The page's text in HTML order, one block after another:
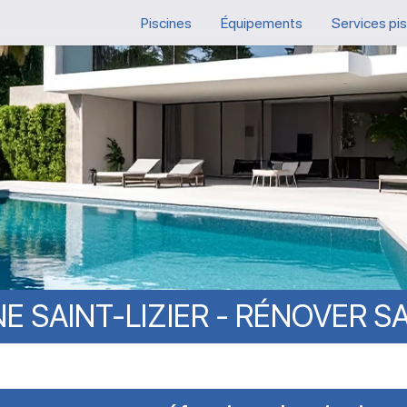
Piscines Équipements Services
SAINT-LIZIER - RÉNOVER